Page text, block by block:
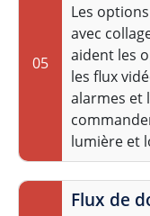
05
Les
avec
aident les
les flux
alarmes et
lumière et
Flux de